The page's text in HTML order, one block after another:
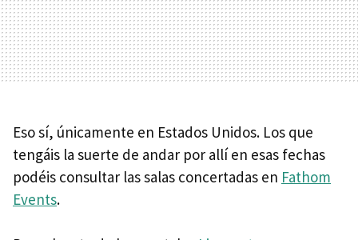
Eso sí, únicamente en Estados Unidos. Los que
tengáis la suerte de andar por allí en esas fechas
podéis consultar las salas concertadas en Fathom
Events.